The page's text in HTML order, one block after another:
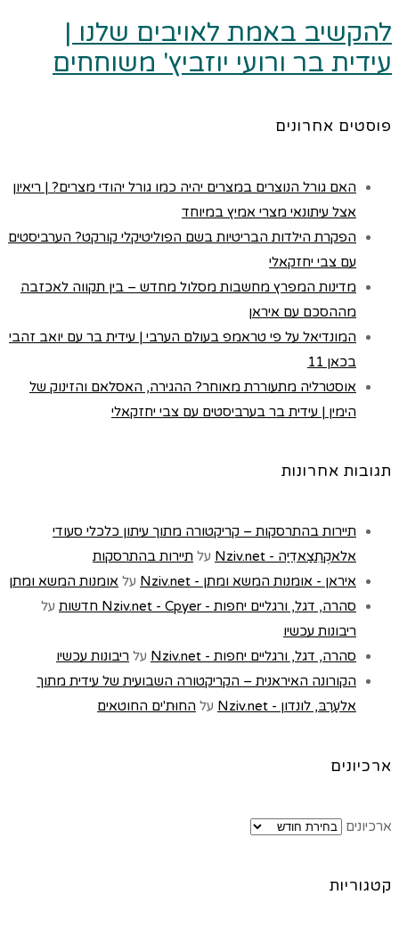
להקשיב באמת לאויבים שלנו |
עידית בר ורועי יוזביץ' משוחחים
פוסטים אחרונים
האם גורל הנוצרים במצרים יהיה כמו גורל יהודי מצרים? | ריאיון
אצל עיתונאי מצרי אמיץ במיוחד
הפקרת הילדות הבריטיות בשם הפוליטיקלי קורקט? הערביסטים
עם צבי יחזקאלי
מדינות המפרץ מחשבות מסלול מחדש – בין תקווה לאכזבה
מההסכם עם איראן
המונדיאל על פי טראמפ בעולם הערבי | עידית בר עם יואב זהבי
בכאן 11
אוסטרליה מתעוררת מאוחר? ההגירה, האסלאם והזינוק של
הימין | עידית בר בערביסטים עם צבי יחזקאלי
תגובות אחרונות
תיירות בהתרסקות – קריקטורה מתוך עיתון כלכלי סעודי
אלאקְתִצַאדִיַה - Nziv.net
על תיירות בהתרסקות
איראן - אומנות המשא ומתן - Nziv.net
על אומנות המשא ומתן
סהרה, דגל, ורגליים יחפות - Nziv.net - Cpyer חדשות
על
ריבונות עכשיו
סהרה, דגל, ורגליים יחפות - Nziv.net
על ריבונות עכשיו
הקורונה האיראנית – הקריקטורה השבועית של עידית מתוך
אלעַרַבּ, לונדון - Nziv.net
על החוּת'ים החוטאים
ארכיונים
ארכיונים
קטגוריות